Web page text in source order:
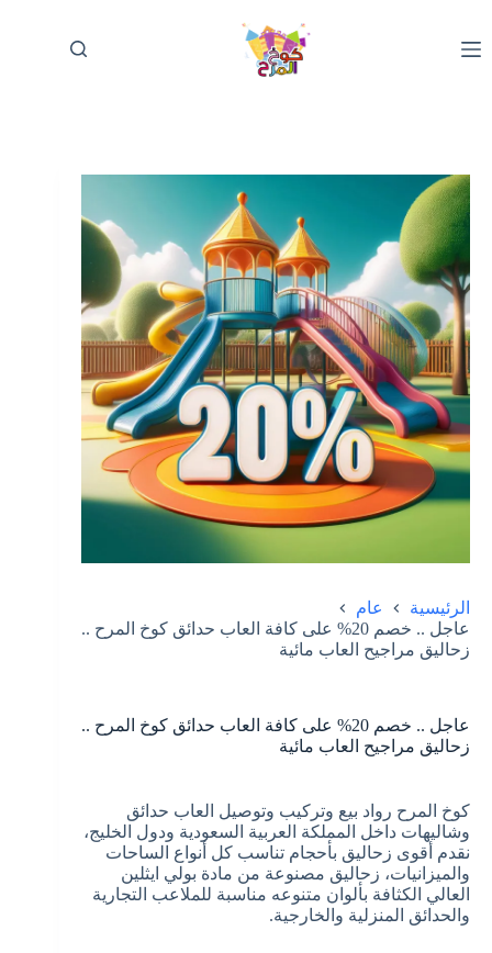
المحتوى
الرئيسية
عام
عاجل .. خصم 20% على كافة العاب حدائق كوخ المرح ..
زحاليق مراجيح العاب مائية
عاجل .. خصم 20% على كافة العاب حدائق كوخ المرح ..
زحاليق مراجيح العاب مائية
كوخ المرح رواد بيع وتركيب وتوصيل العاب حدائق
وشاليهات داخل المملكة العربية السعودية ودول الخليج،
نقدم أقوى زحاليق بأحجام تناسب كل أنواع الساحات
والميزانيات، زحاليق مصنوعة من مادة بولي ايثلين
العالي الكثافة بألوان متنوعه مناسبة للملاعب التجارية
والحدائق المنزلية والخارجية.